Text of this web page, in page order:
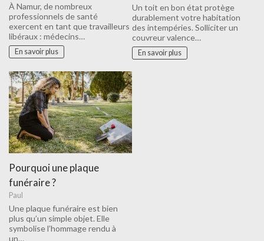
À Namur, de nombreux
professionnels de santé
exercent en tant que travailleurs
libéraux : médecins…
En savoir plus
Un toit en bon état protège
durablement votre habitation
des intempéries. Solliciter un
couvreur valence…
En savoir plus
Pourquoi une plaque
funéraire ?
Paul
Une plaque funéraire est bien
plus qu’un simple objet. Elle
symbolise l’hommage rendu à
un…